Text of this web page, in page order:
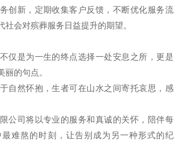
创新，定期收集客户反馈，不断优化服务流
社会对殡葬服务日益提升的期望。
仅是为一生的终点选择一处安息之所，更是
丽的句点。
自然怀抱，生者可在山水之间寄托哀思，感
公司将以专业的服务和真诚的关怀，陪伴每
难熬的时刻，让告别成为另一种形式的纪